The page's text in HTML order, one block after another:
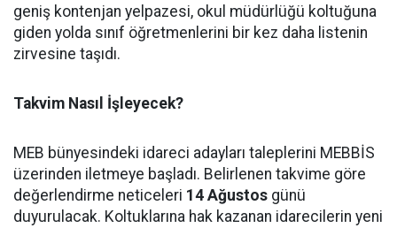
geniş kontenjan yelpazesi, okul müdürlüğü koltuğuna
giden yolda sınıf öğretmenlerini bir kez daha listenin
zirvesine taşıdı.
Takvim Nasıl İşleyecek?
MEB bünyesindeki idareci adayları taleplerini MEBBİS
üzerinden iletmeye başladı. Belirlenen takvime göre
değerlendirme neticeleri 14 Ağustos günü
duyurulacak. Koltuklarına hak kazanan idarecilerin yeni